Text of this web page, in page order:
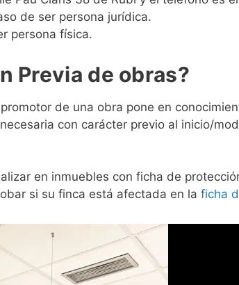
de ser persona jurídica.
persona física.
Previa de obras?
de una obra pone en
con carácter previo al inicio/
en inmuebles con ficha de
si su finca está afectada en la ficha